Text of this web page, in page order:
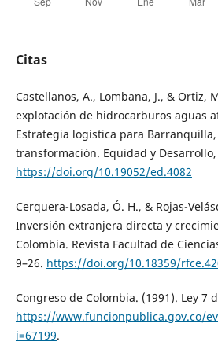
Citas
Castellanos, A., Lombana, J., & Ortiz,
explotación de hidrocarburos aguas
Estrategia logística para
transformación. Equidad y Desarrollo,
https://doi.org/10.19052/ed.4082
Cerquera-Losada, Ó. H., & Rojas-
Inversión extranjera directa y
Colombia. Revista Facultad de
9–26. https://doi.org/10.18359/
Congreso de Colombia. (1991). Ley 7
https://www.funcionpublica.gov.co/
i=67199.